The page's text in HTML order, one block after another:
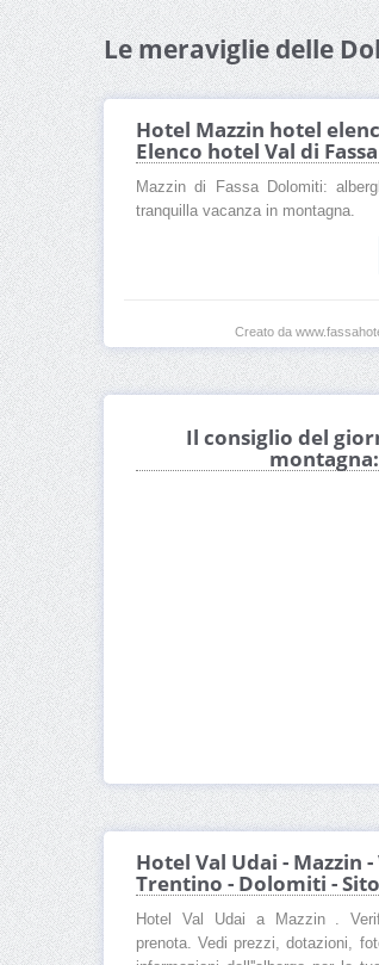
Le meraviglie delle
Hotel Mazzin hotel
Elenco hotel Val di
Mazzin di Fassa Dolomiti:
tranquilla vacanza in montagna.
Creato da
Il consiglio del
montagna:
Hotel Val Udai - Mazzin -
Trentino - Dolomiti -
Hotel Val Udai a Mazzin .
prenota. Vedi prezzi, dotazioni,